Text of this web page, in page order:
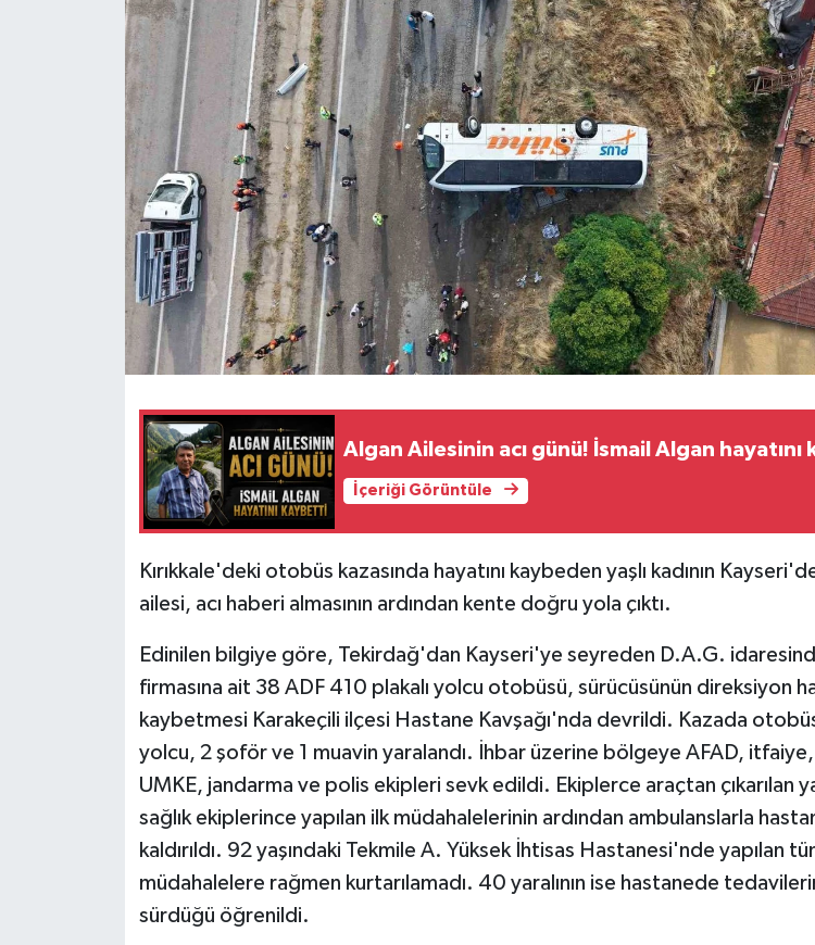
Algan Ailesinin acı günü! İsmail Algan
İçeriği Görüntüle
Kırıkkale'deki otobüs kazasında hayatını kaybeden yaşlı kadının
ailesi, acı haberi almasının ardından kente doğru yola çıktı.
Edinilen bilgiye göre, Tekirdağ'dan Kayseri'ye seyreden D.A.G.
firmasına ait 38 ADF 410 plakalı yolcu otobüsü, sürücüsünün direksiyon
kaybetmesi Karakeçili ilçesi Hastane Kavşağı'nda devrildi. Kazada
yolcu, 2 şoför ve 1 muavin yaralandı. İhbar üzerine bölgeye AFAD, itfaiye,
UMKE, jandarma ve polis ekipleri sevk edildi. Ekiplerce araçtan çıkarılan
sağlık ekiplerince yapılan ilk müdahalelerinin ardından ambulanslarla
kaldırıldı. 92 yaşındaki Tekmile A. Yüksek İhtisas Hastanesi'nde yapılan
müdahalelere rağmen kurtarılamadı. 40 yaralının ise hastanede
sürdüğü öğrenildi.